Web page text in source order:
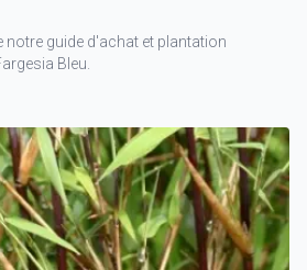
notre guide d'achat et plantation
Bleu.